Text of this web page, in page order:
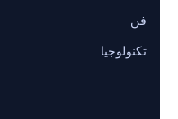
فن
تكنولوجيا